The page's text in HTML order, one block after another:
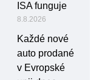
ISA funguje
8.8.2026
Každé nové
auto prodané
v Evropské